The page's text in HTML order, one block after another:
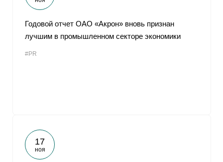
Годовой отчет ОАО «Акрон» вновь признан
лучшим в промышленном секторе экономики
#PR
17
ноя